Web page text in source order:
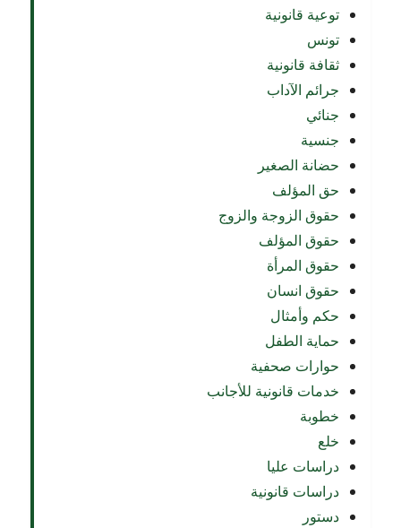
توعية قانونية
تونس
ثقافة قانونية
جرائم الآداب
جنائي
جنسية
حضانة الصغير
حق المؤلف
حقوق الزوجة والزوج
حقوق المؤلف
حقوق المرأة
حقوق انسان
حكم وأمثال
حماية الطفل
حوارات صحفية
خدمات قانونية للأجانب
خطوبة
خلع
دراسات عليا
دراسات قانونية
دستور